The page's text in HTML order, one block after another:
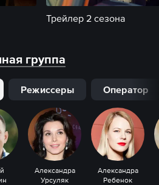
Трейлер 2 сезона
группа
Режиссеры Оператор
Александра
Урсуляк
Александра
Ребенок